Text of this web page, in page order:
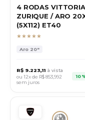
4 RODAS VITTORIA
ZURIQUE / ARO
(5X112) ET40
★★★★★
Aro 20"
R$ 9.223,11 à vista
ou 12x de R$853,992
sem juros